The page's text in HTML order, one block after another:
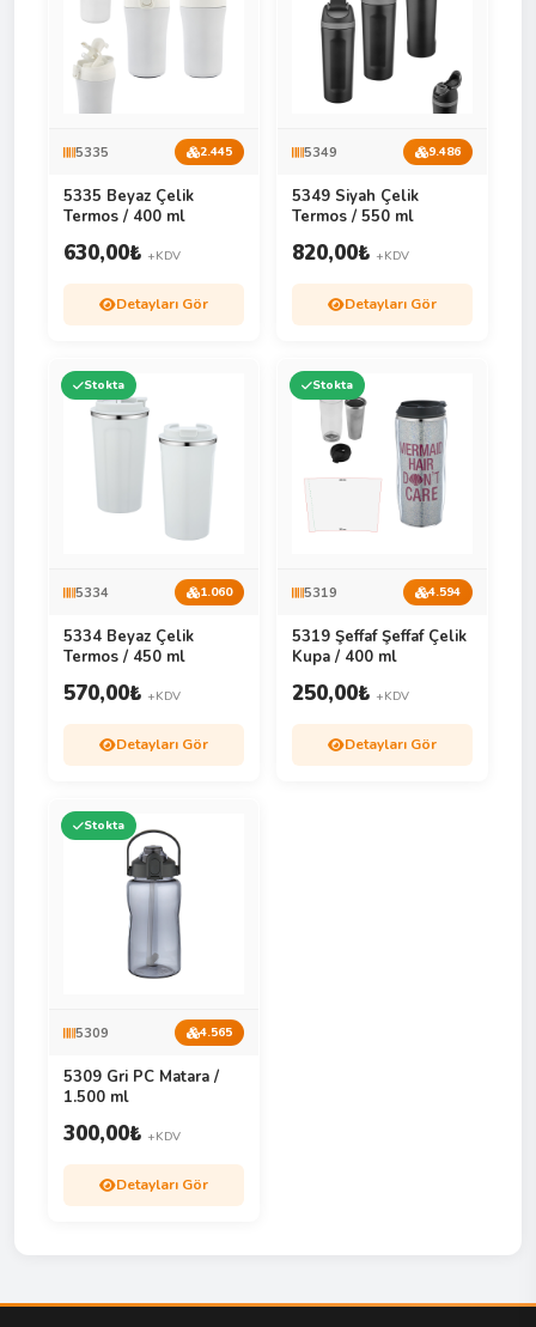
5335 2.445
5335 Beyaz Çelik
Termos / 400 ml
630,00₺ +KDV
Detayları Gör
5349 9.486
5349 Siyah Çelik
Termos / 550 ml
820,00₺ +KDV
Detayları Gör
Stokta
5334 1.060
5334 Beyaz Çelik
Termos / 450 ml
570,00₺ +KDV
Detayları Gör
Stokta
5319 4.594
5319 Şeffaf Şeffaf Çelik
Kupa / 400 ml
250,00₺ +KDV
Detayları Gör
Stokta
5309 4.565
5309 Gri PC Matara /
1.500 ml
300,00₺ +KDV
Detayları Gör